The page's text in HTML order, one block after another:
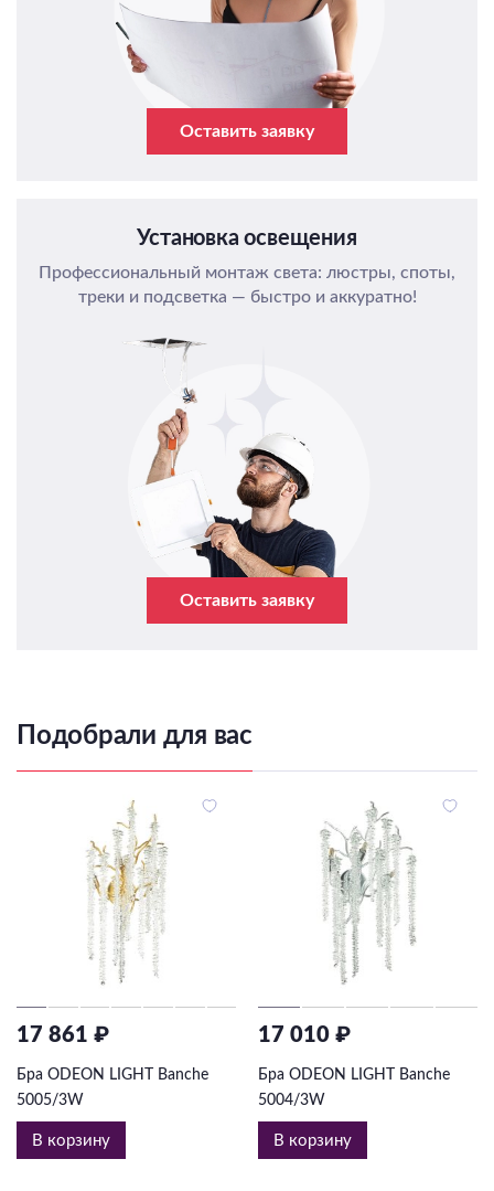
Оставить заявку
Установка освещения
Профессиональный монтаж света: люстры, споты,
треки и подсветка — быстро и аккуратно!
Оставить заявку
Подобрали для вас
17 861 ₽
Бра ODEON LIGHT Banche
5005/3W
В корзину
17 010 ₽
Бра ODEON LIGHT Banche
5004/3W
В корзину